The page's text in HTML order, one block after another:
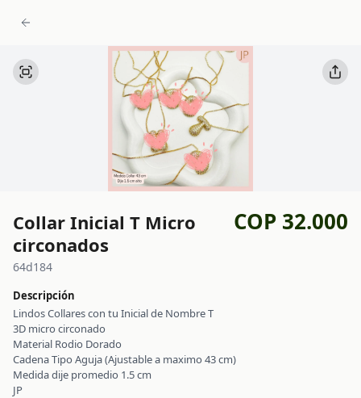
Collar Inicial T Micro
circonados
COP 32.000
64d184
Descripción
Lindos Collares con tu Inicial de Nombre T
3D micro circonado
Material Rodio Dorado
Cadena Tipo Aguja (Ajustable a maximo 43 cm)
Medida dije promedio 1.5 cm
JP